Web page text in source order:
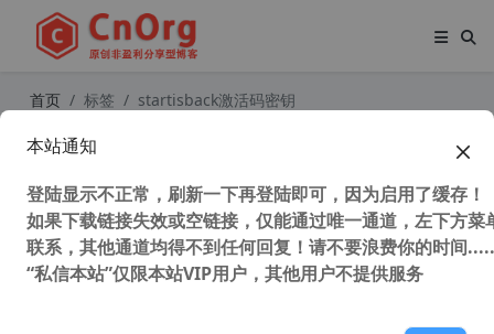
首页 标签 startisback激活码密钥
本站通知
登陆显示不正常，刷新一下再登陆即可，因为启用了缓存！
如果下载链接失效或空链接，仅能通过唯一通道，左下方菜
联系，其他通道均得不到任何回复！请不要浪费你的时间
“私信本站”仅限本站VIP用户，其他用户不提供服务